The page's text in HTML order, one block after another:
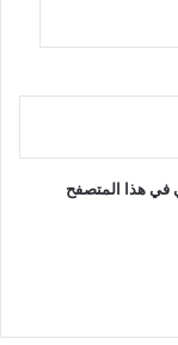
في هذا المتصفح